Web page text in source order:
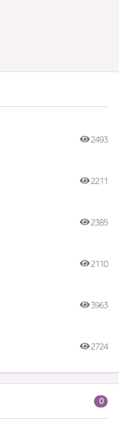
2493
2211
2385
2110
3963
2724
0